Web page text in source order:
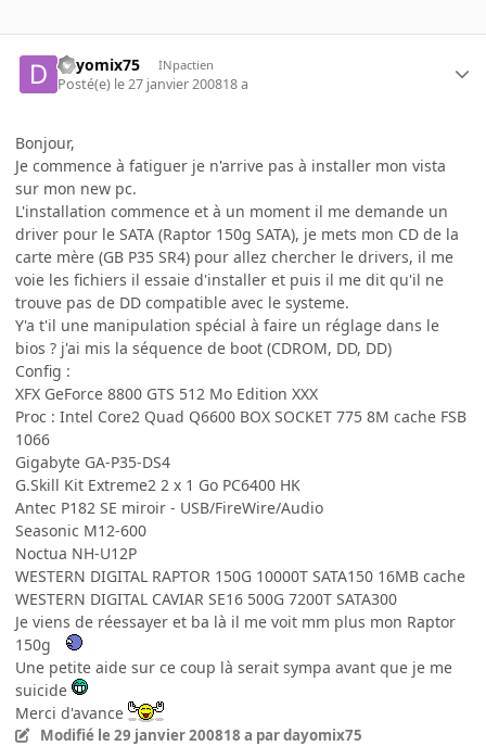
dayomix75 INpactien
Posté(e) le 27 janvier 200818 a
Bonjour,
Je commence à fatiguer je n'arrive pas à installer mon vista
sur mon new pc.
L'installation commence et à un moment il me demande un
driver pour le SATA (Raptor 150g SATA), je mets mon CD de la
carte mère (GB P35 SR4) pour allez chercher le drivers, il me
voie les fichiers il essaie d'installer et puis il me dit qu'il ne
trouve pas de DD compatible avec le systeme.
Y'a t'il une manipulation spécial à faire un réglage dans le
bios ? j'ai mis la séquence de boot (CDROM, DD, DD)
Config :
XFX GeForce 8800 GTS 512 Mo Edition XXX
Proc : Intel Core2 Quad Q6600 BOX SOCKET 775 8M cache FSB
1066
Gigabyte GA-P35-DS4
G.Skill Kit Extreme2 2 x 1 Go PC6400 HK
Antec P182 SE miroir - USB/FireWire/Audio
Seasonic M12-600
Noctua NH-U12P
WESTERN DIGITAL RAPTOR 150G 10000T SATA150 16MB cache
WESTERN DIGITAL CAVIAR SE16 500G 7200T SATA300
Je viens de réessayer et ba là il me voit mm plus mon Raptor
150g
Une petite aide sur ce coup là serait sympa avant que je me
suicide
Merci d'avance
Modifié le 29 janvier 200818 a par dayomix75